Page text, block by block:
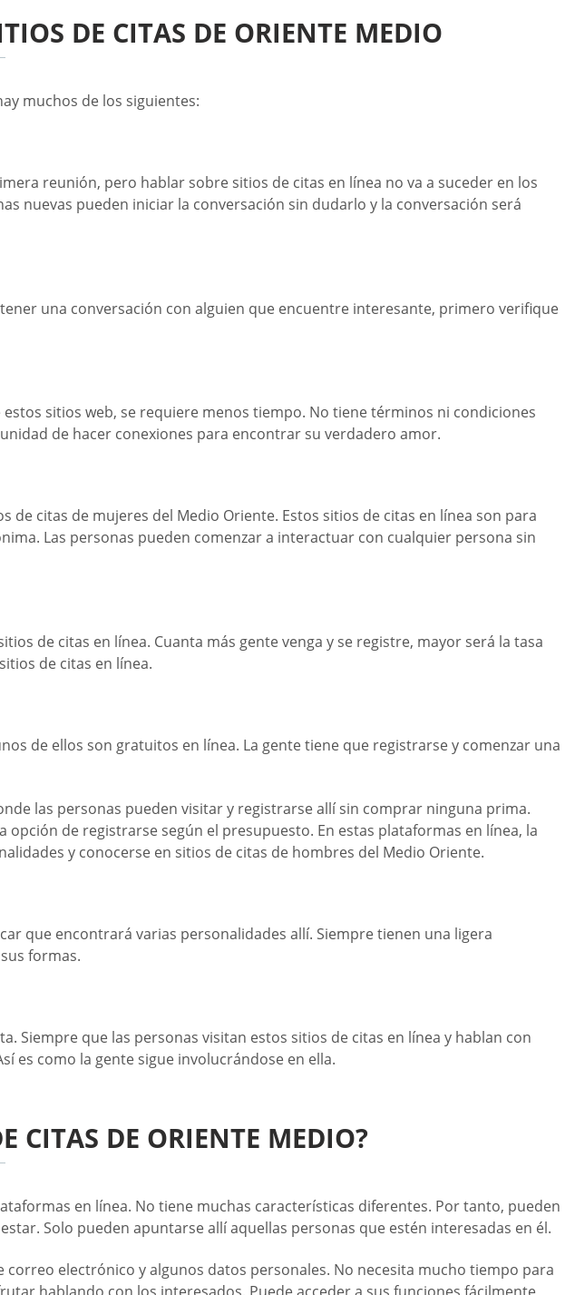
DE CITAS DE ORIENTE MEDIO
muchos de los siguientes:
reunión, pero hablar sobre sitios de citas en línea no va a suceder en los
nuevas pueden iniciar la conversación sin dudarlo y la conversación será
una conversación con alguien que encuentre interesante, primero verifique
sitios web, se requiere menos tiempo. No tiene términos ni condiciones
de hacer conexiones para encontrar su verdadero amor.
citas de mujeres del Medio Oriente. Estos sitios de citas en línea son para
Las personas pueden comenzar a interactuar con cualquier persona sin
de citas en línea. Cuanta más gente venga y se registre, mayor será la tasa
de citas en línea.
de ellos son gratuitos en línea. La gente tiene que registrarse y comenzar una
las personas pueden visitar y registrarse allí sin comprar ninguna prima.
de registrarse según el presupuesto. En estas plataformas en línea, la
y conocerse en sitios de citas de hombres del Medio Oriente.
que encontrará varias personalidades allí. Siempre tienen una ligera
formas.
Siempre que las personas visitan estos sitios de citas en línea y hablan con
es como la gente sigue involucrándose en ella.
CITAS DE ORIENTE MEDIO?
en línea. No tiene muchas características diferentes. Por tanto, pueden
Solo pueden apuntarse allí aquellas personas que estén interesadas en él.
electrónico y algunos datos personales. No necesita mucho tiempo para